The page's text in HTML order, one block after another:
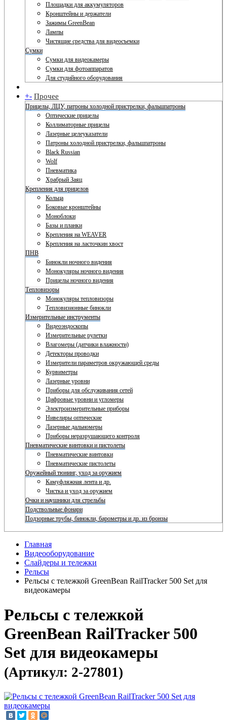
Площадки для аккумуляторов
Кронштейны и держатели
Зажимы GreenBean
Лампы
Чистящие средства для видеосъемки
Сумки
Сумки для видеокамеры
Сумки для фотоаппаратов
Для студийного оборудования
+- Прочее
Прицелы, ЛЦУ, патроны холодной пристрелки, фальшпатроны
Оптические прицелы
Коллиматорные прицелы
Лазерные целеуказатели
Патроны холодной пристрелки, фальшпатроны
Black Russian
Wolf
Пневматика
Храбрый Заяц
Крепления для прицелов
Кольца
Боковые кронштейны
Моноблоки
Базы и планки
Крепления на WEAVER
Крепления на ласточкин хвост
ПНВ
Бинокли ночного видения
Монокуляры ночного видения
Прицелы ночного видения
Тепловизоры
Монокуляры тепловизоры
Тепловизионные бинокли
Измерительные инструменты
Видеоэндоскопы
Измерительные рулетки
Влагомеры (датчики влажности)
Детекторы проводки
Измерители параметров окружающей среды
Курвиметры
Лазерные уровни
Приборы для обслуживания сетей
Цифровые уровни и угломеры
Электроизмерительные приборы
Нивелиры оптические
Лазерные дальномеры
Приборы неразрушающего контроля
Пневматические винтовки и пистолеты
Пневматические винтовки
Пневматические пистолеты
Оружейный тюнинг, уход за оружием
Камуфляжная лента и др.
Чистка и уход за оружием
Очки и наушники для стрельбы
Подствольные фонари
Подзорные трубы, бинокли, барометры и др. из бронзы
Главная
Видеооборудование
Слайдеры и тележки
Рельсы
Рельсы с тележкой GreenBean RailTracker 500 Set для
видеокамеры
Рельсы с тележкой
GreenBean RailTracker 500
Set для видеокамеры
(Артикул: 2-27801)